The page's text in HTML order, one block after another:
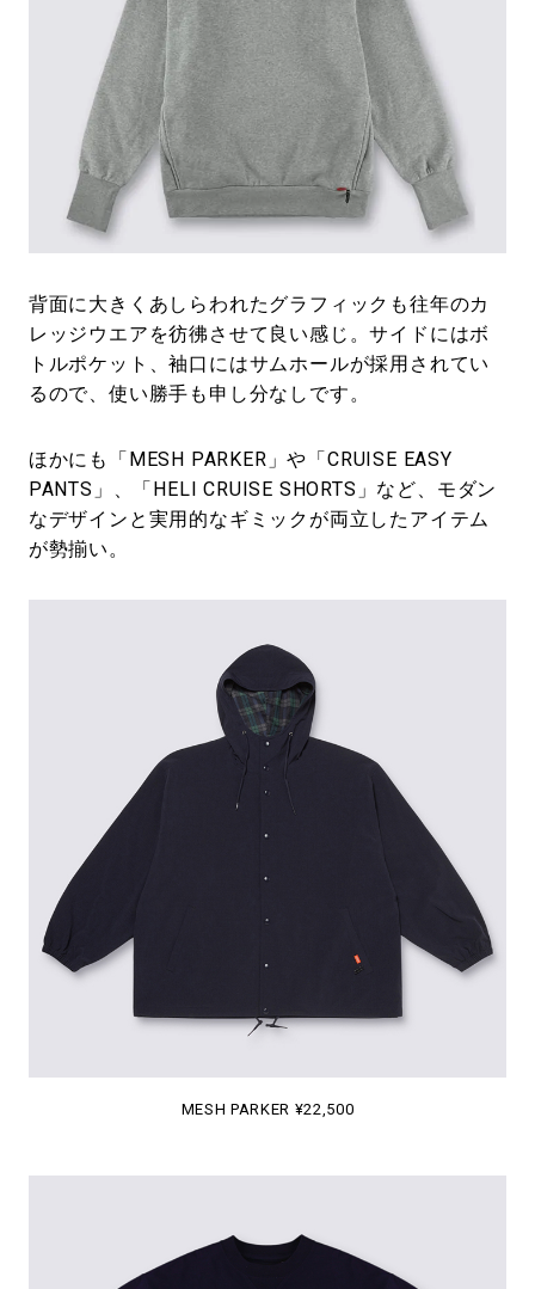
背面に大きくあしらわれたグラフィックも往年のカ
レッジウエアを彷彿させて良い感じ。サイドにはボ
トルポケット、袖口にはサムホールが採用されてい
るので、使い勝手も申し分なしです。
ほかにも「MESH PARKER」や「CRUISE EASY
PANTS」、「HELI CRUISE SHORTS」など、モダン
なデザインと実用的なギミックが両立したアイテム
が勢揃い。
MESH PARKER ¥22,500